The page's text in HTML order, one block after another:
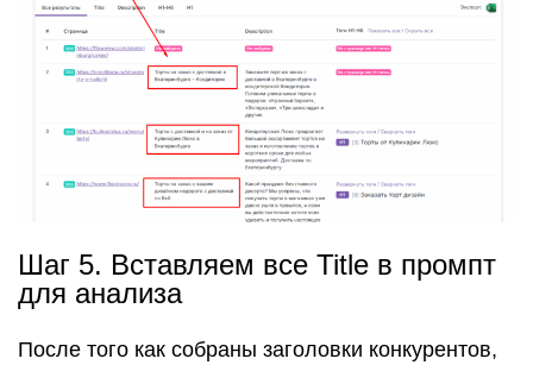
Шаг 5. Вставляем все Title в промпт
для анализа
После того как собраны заголовки конкурентов,